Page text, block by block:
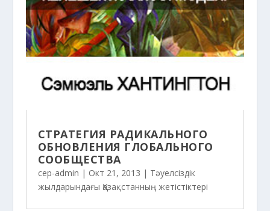
СТРАТЕГИЯ РАДИКАЛЬНОГО
ОБНОВЛЕНИЯ ГЛОБАЛЬНОГО
СООБЩЕСТВА
cep-admin | Окт 21, 2013 | Тәуелсіздік
жылдарындағы Қазақстанның жетістіктері